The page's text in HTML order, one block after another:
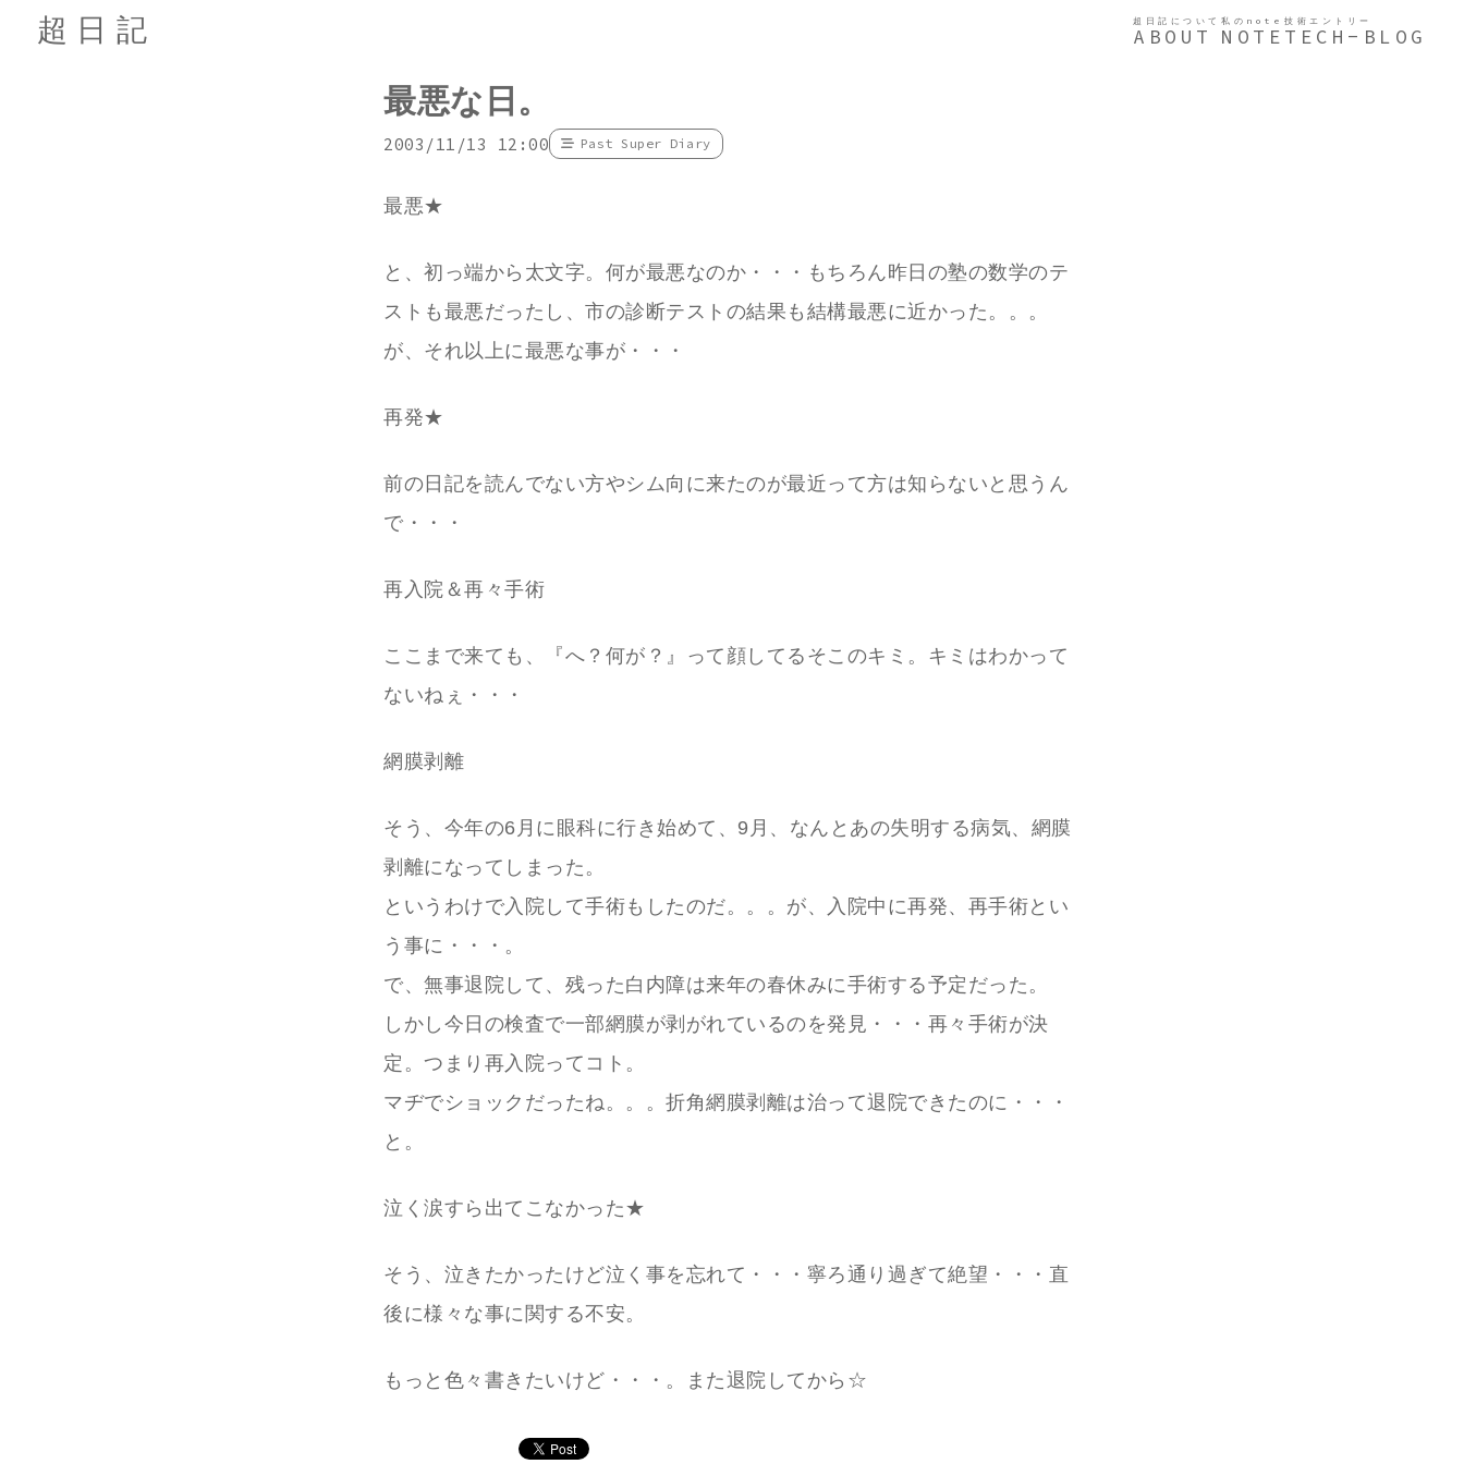
超日記 超日記について
ABOUT
私のnote
NOTE
技術エントリー
TECH-BLOG
最悪な日。
2003/11/13 12:00 Past Super Diary
最悪★
と、初っ端から太文字。何が最悪なのか・・・もちろん昨日の塾の数学のテ
ストも最悪だったし、市の診断テストの結果も結構最悪に近かった。。。
が、それ以上に最悪な事が・・・
再発★
前の日記を読んでない方やシム向に来たのが最近って方は知らないと思うん
で・・・
再入院＆再々手術
ここまで来ても、『へ？何が？』って顔してるそこのキミ。キミはわかって
ないねぇ・・・
網膜剥離
そう、今年の6月に眼科に行き始めて、9月、なんとあの失明する病気、網膜
剥離になってしまった。
というわけで入院して手術もしたのだ。。。が、入院中に再発、再手術とい
う事に・・・。
で、無事退院して、残った白内障は来年の春休みに手術する予定だった。
しかし今日の検査で一部網膜が剥がれているのを発見・・・再々手術が決
定。つまり再入院ってコト。
マヂでショックだったね。。。折角網膜剥離は治って退院できたのに・・・
と。
泣く涙すら出てこなかった★
そう、泣きたかったけど泣く事を忘れて・・・寧ろ通り過ぎて絶望・・・直
後に様々な事に関する不安。
もっと色々書きたいけど・・・。また退院してから☆